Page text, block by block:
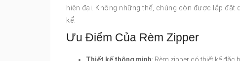
hiện đại. Không những thế, chúng còn được lắp
kể.
Ưu Điểm Của Rèm Zipper